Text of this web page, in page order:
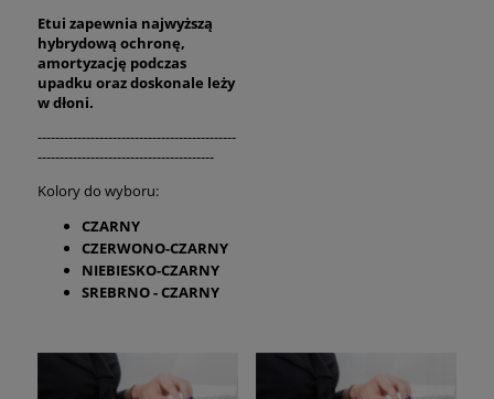
Etui zapewnia najwyższą
hybrydową ochronę,
amortyzację podczas
upadku orazdoskonale leży
w dłoni.
---------------------------------------------
----------------------------------------
Kolory do wyboru:
CZARNY
CZERWONO-CZARNY
NIEBIESKO-CZARNY
SREBRNO - CZARNY